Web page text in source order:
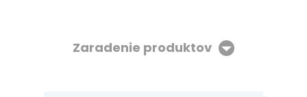
Zaradenie produktov